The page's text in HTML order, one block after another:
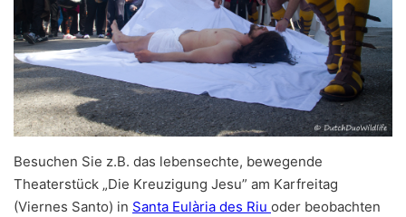
Besuchen Sie z.B. das lebensechte, bewegende
Theaterstück „Die Kreuzigung Jesu” am Karfreitag
(Viernes Santo) in Santa Eulària des Riu oder beobachten